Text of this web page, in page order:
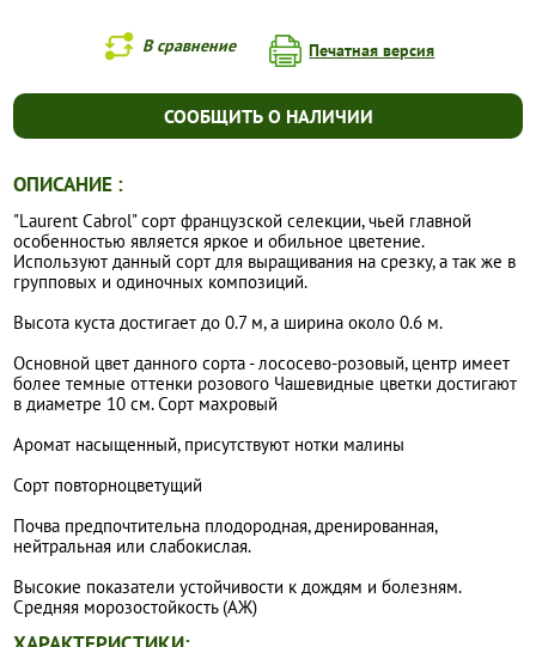
В сравнение Печатная версия
СООБЩИТЬ О НАЛИЧИИ
ОПИСАНИЕ :
"Laurent Cabrol" сорт французской селекции, чьей главной
особенностью является яркое и обильное цветение.
Используют данный сорт для выращивания на срезку, а так же в
групповых и одиночных композиций.
Высота куста достигает до 0.7 м, а ширина около 0.6 м.
Основной цвет данного сорта - лососево-розовый, центр имеет
более темные оттенки розового Чашевидные цветки достигают
в диаметре 10 см. Сорт махровый
Аромат насыщенный, присутствуют нотки малины
Сорт повторноцветущий
Почва предпочтительна плодородная, дренированная,
нейтральная или слабокислая.
Высокие показатели устойчивости к дождям и болезням.
Средняя морозостойкость (АЖ)